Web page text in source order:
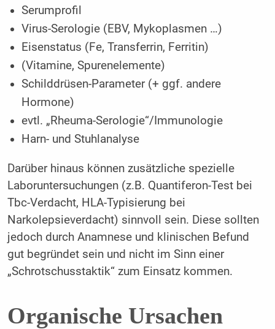
Serumprofil
Virus-Serologie (EBV, Mykoplasmen …)
Eisenstatus (Fe, Transferrin, Ferritin)
(Vitamine, Spurenelemente)
Schilddrüsen-Parameter (+ ggf. andere
Hormone)
evtl. „Rheuma-Serologie“/Immunologie
Harn- und Stuhlanalyse
Darüber hinaus können zusätzliche spezielle
Laboruntersuchungen (z.B. Quantiferon-Test bei
Tbc-Verdacht, HLA-Typisierung bei
Narkolepsieverdacht) sinnvoll sein. Diese sollten
jedoch durch Anamnese und klinischen Befund
gut begründet sein und nicht im Sinn einer
„Schrotschusstaktik“ zum Einsatz kommen.
Organische Ursachen